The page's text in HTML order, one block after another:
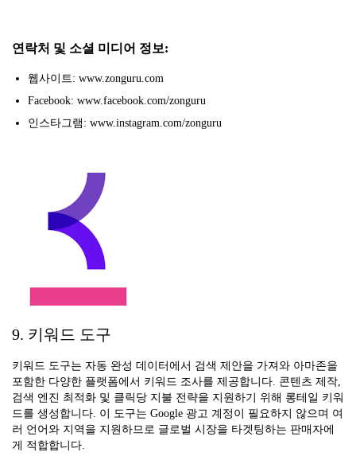
연락처 및 소셜 미디어 정보:
웹사이트: www.zonguru.com
Facebook: www.facebook.com/zonguru
인스타그램: www.instagram.com/zonguru
9. 키워드 도구
키워드 도구는 자동 완성 데이터에서 검색 제안을 가져와 아마존을
포함한 다양한 플랫폼에서 키워드 조사를 제공합니다. 콘텐츠 제작,
검색 엔진 최적화 및 클릭당 지불 전략을 지원하기 위해 롱테일 키워
드를 생성합니다. 이 도구는 Google 광고 계정이 필요하지 않으며 여
러 언어와 지역을 지원하므로 글로벌 시장을 타겟팅하는 판매자에
게 적합합니다.